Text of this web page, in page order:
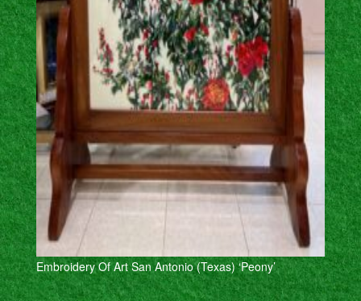
Embroidery Of Art San Antonio (Texas) ‘Peony’